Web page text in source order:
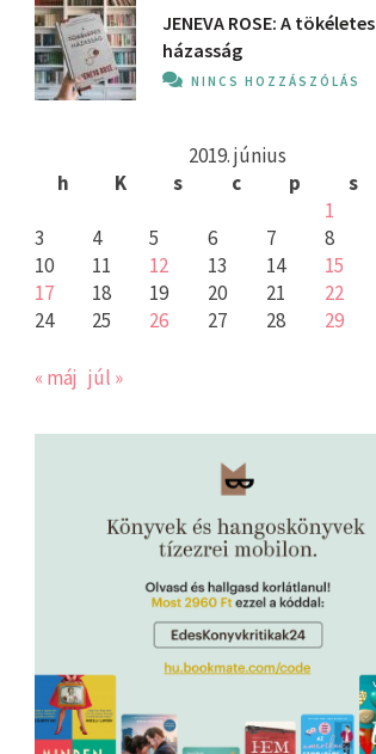
JENEVA ROSE: A ​tökéletes
házasság
NINCS HOZZÁSZÓLÁS
2019. június
h
K s c p s
1
3
4 5 6 7 8
10
11 12 13 14 15
17
18 19 20 21 22
24
25 26 27 28 29
« máj júl »